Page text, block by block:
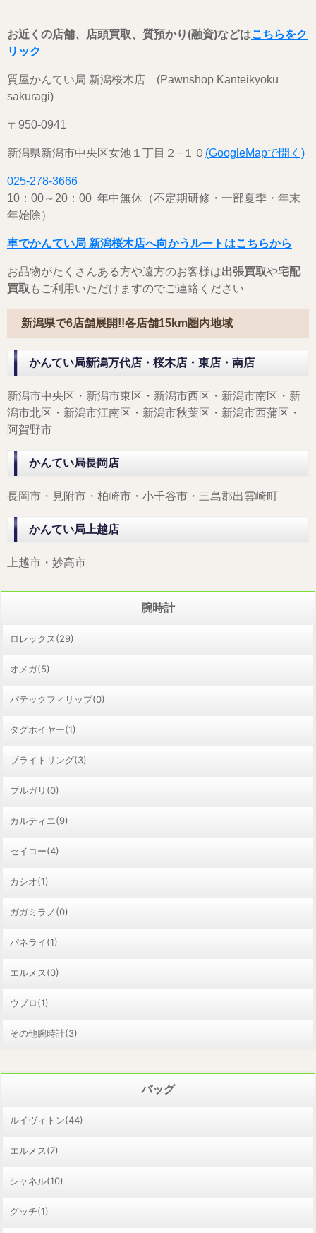
お近くの店舗、店頭買取、質預かり(融資)などはこちらをク
リック
質屋かんてい局 新潟桜木店 (Pawnshop Kanteikyoku
sakuragi)
〒950-0941
新潟県新潟市中央区女池１丁目２−１０ (GoogleMapで開く)
025-278-3666
10：00～20：00 年中無休（不定期研修・一部夏季・年末
年始除）
車でかんてい局 新潟桜木店へ向かうルートはこちらから
お品物がたくさんある方や遠方のお客様は出張買取や宅配
買取 もご利用いただけますのでご連絡ください
新潟県で6店舗展開!!各店舗15km圏内地域
かんてい局新潟万代店・桜木店・東店・南店
新潟市中央区・新潟市東区・新潟市西区・新潟市南区・新
潟市北区・新潟市江南区・新潟市秋葉区・新潟市西蒲区・
阿賀野市
かんてい局長岡店
長岡市・見附市・柏崎市・小千谷市・三島郡出雲崎町
かんてい局上越店
上越市・妙高市
腕時計
ロレックス(29)
オメガ(5)
パテックフィリップ(0)
タグホイヤー(1)
ブライトリング(3)
ブルガリ(0)
カルティエ(9)
セイコー(4)
カシオ(1)
ガガミラノ(0)
パネライ(1)
エルメス(0)
ウブロ(1)
その他腕時計(3)
バッグ
ルイヴィトン(44)
エルメス(7)
シャネル(10)
グッチ(1)